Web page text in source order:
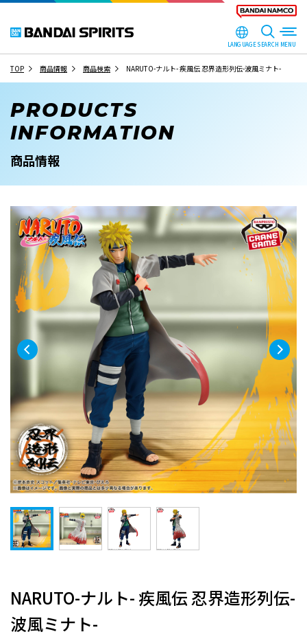
LANGUAGESEARCH
TOP 商品情報 商品検索 NARUTO-ナルト- 疾風伝 忍界造形列伝-波風ミナト-
PRODUCTS
INFORMATION
商品情報
NARUTO-ナルト- 疾風伝 忍界造形列伝-
波風ミナト-